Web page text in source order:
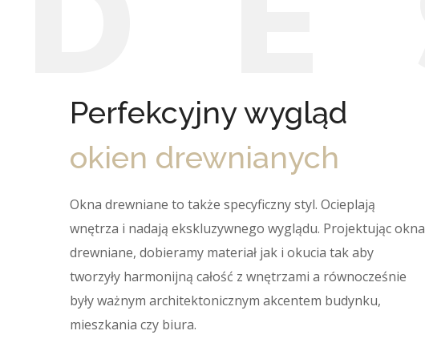
Perfekcyjny wygląd
okien drewnianych
Okna drewniane to także specyficzny styl. Ocieplają
wnętrza i nadają ekskluzywnego wyglądu. Projektując okna
drewniane, dobieramy materiał jak i okucia tak aby
tworzyły harmonijną całość z wnętrzami a równocześnie
były ważnym architektonicznym akcentem budynku,
mieszkania czy biura.